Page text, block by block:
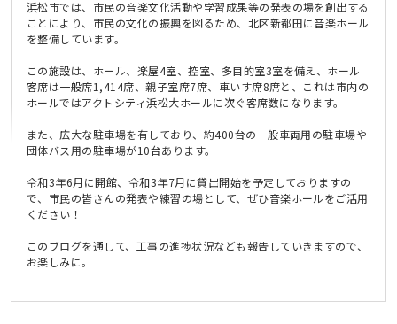
浜松市では、市民の音楽文化活動や学習成果等の発表の場を創出する
ことにより、市民の文化の振興を図るため、北区新都田に音楽ホール
を整備しています。
この施設は、ホール、楽屋4室、控室、多目的室3室を備え、ホール
客席は一般席1,414席、親子室席7席、車いす席8席と、これは市内の
ホールではアクトシティ浜松大ホールに次ぐ客席数になります。
また、広大な駐車場を有しており、約400台の一般車両用の駐車場や
団体バス用の駐車場が10台あります。
令和3年6月に開館、令和3年7月に貸出開始を予定しておりますの
で、市民の皆さんの発表や練習の場として、ぜひ音楽ホールをご活用
ください！
このブログを通して、工事の進捗状況なども報告していきますので、
お楽しみに。